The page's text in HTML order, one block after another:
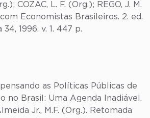
COZAC, L. F. (Org.); REGO, J. M.
Economistas Brasileiros. 2. ed.
1996. v. 1. 447 p.
as Políticas Públicas de
no Brasil: Uma Agenda Inadiável.
Jr., M.F. (Org.). Retomada